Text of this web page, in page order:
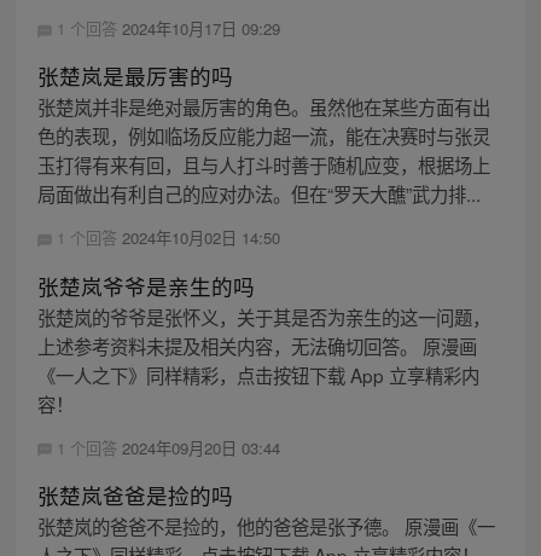
1 个回答 2024年10月17日 09:29
张楚岚是最厉害的吗
张楚岚并非是绝对最厉害的角色。虽然他在某些方面有出
色的表现，例如临场反应能力超一流，能在决赛时与张灵
玉打得有来有回，且与人打斗时善于随机应变，根据场上
局面做出有利自己的应对办法。但在“罗天大醮”武力排...
1 个回答 2024年10月02日 14:50
张楚岚爷爷是亲生的吗
张楚岚的爷爷是张怀义，关于其是否为亲生的这一问题，
上述参考资料未提及相关内容，无法确切回答。 原漫画
《一人之下》同样精彩，点击按钮下载 App 立享精彩内
容！
1 个回答 2024年09月20日 03:44
张楚岚爸爸是捡的吗
张楚岚的爸爸不是捡的，他的爸爸是张予德。 原漫画《一